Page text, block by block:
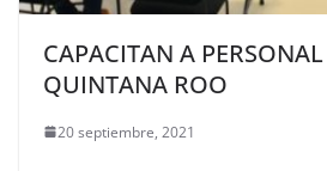
CAPACITAN A
QUINTANA ROO
20 septiembre, 2021